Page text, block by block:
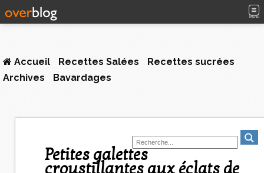
MENU
Accueil Recettes Salées
Recettes sucrées
Archives
Bavardages
Petites galettes
croustillantes aux éclats de